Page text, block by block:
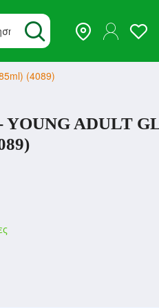
(4089)
YOUNG ADULT